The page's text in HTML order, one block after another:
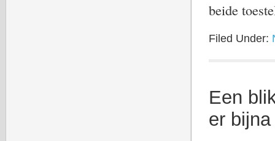
beide
Filed Under:
Een
er bijna